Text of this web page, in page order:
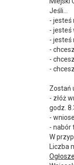
Jeśli…
- jesteś
- jesteś
- jesteś
-
-
-
Zostań
- złóż
godz.
-
- nabór
W
Liczba